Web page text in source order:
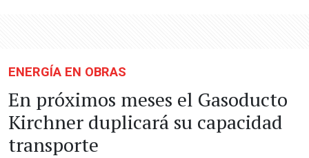
ENERGÍA EN OBRAS
En próximos meses el Gasoducto
Kirchner duplicará su capacidad
transporte